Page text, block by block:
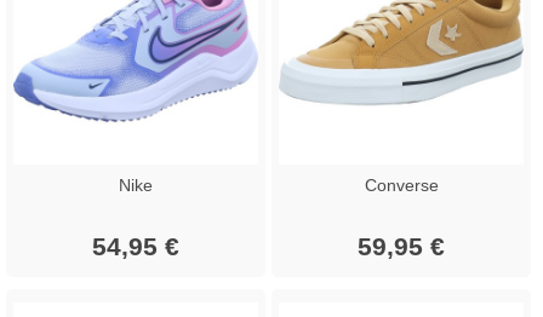
Nike
54,95 €
Converse
59,95 €